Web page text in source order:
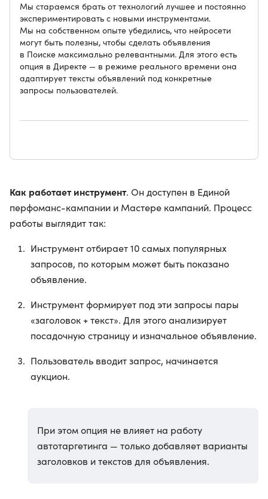
Мы стараемся брать от технологий лучшее и постоянно
экспериментировать с новыми инструментами.
Мы на собственном опыте убедились, что нейросети
могут быть полезны, чтобы сделать объявления
в Поиске максимально релевантными. Для этого есть
опция в Директе — в режиме реального времени она
адаптирует тексты объявлений под конкретные
запросы пользователей.
Как работает инструмент. Он доступен в Единой
перфоманс-кампании и Мастере кампаний. Процесс
работы выглядит так:
Инструмент отбирает 10 самых популярных
запросов, по которым может быть показано
объявление.
Инструмент формирует под эти запросы пары
«заголовок + текст». Для этого анализирует
посадочную страницу и изначальное объявление.
Пользователь вводит запрос, начинается
аукцион.
При этом опция не влияет на работу
автотаргетинга — только добавляет варианты
заголовков и текстов для объявления.